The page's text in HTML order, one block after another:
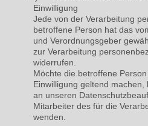
Einwilligung
Jede von der Verarbeitung
betroffene Person hat das
und Verordnungsgeber
zur Verarbeitung
widerrufen.
Möchte die betroffene
Einwilligung geltend
an unseren
Mitarbeiter des für die
wenden.